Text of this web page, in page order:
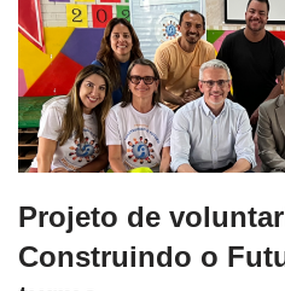
Projeto de
Construindo o